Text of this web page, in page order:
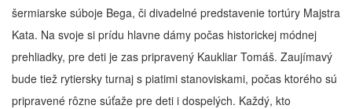
šermiarske súboje Bega, či divadelné predstavenie tortúry Majstra
Kata. Na svoje si prídu hlavne dámy počas historickej módnej
prehliadky, pre deti je zas pripravený Kaukliar Tomáš. Zaujímavý
bude tiež rytiersky turnaj s piatimi stanoviskami, počas ktorého sú
pripravené rôzne súťaže pre deti i dospelých. Každý, kto